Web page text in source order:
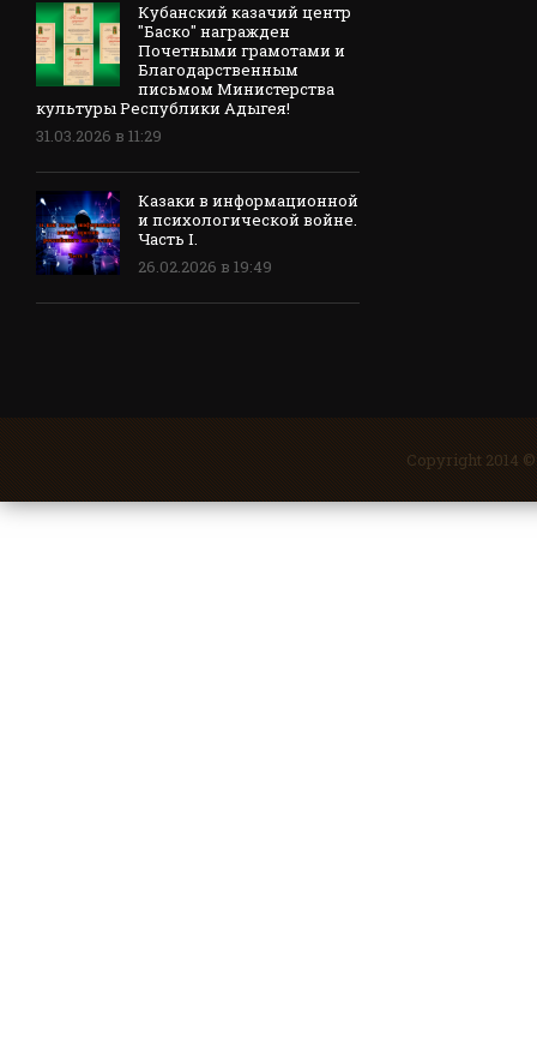
Кубанский казачий центр
"Баско" награжден
Почетными грамотами и
Благодарственным
письмом Министерства
культуры Республики Адыгея!
31.03.2026 в 11:29
Казаки в информационной
и психологической войне.
Часть I.
26.02.2026 в 19:49
Copyright 2014